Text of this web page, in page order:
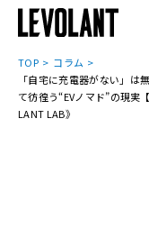
TOP
コラム
「自宅に充電器がない」は
て彷徨う“EVノマド”の現実
LANT LAB》